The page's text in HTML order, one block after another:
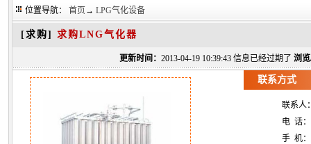
位置导航： 首页 → LPG气化设备
[求购] 求购LNG气化器
更新时间： 2013-04-19 10:39:43 信息已经过期了 浏
联系方式
联系人
电 话：
手 机：